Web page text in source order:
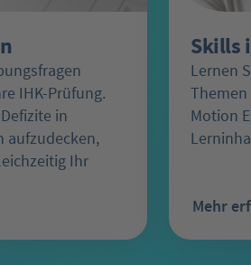
IHK-Prüfung.
in
aufzudecken,
Ihr
Skills
Lernen
Motion
Mehr